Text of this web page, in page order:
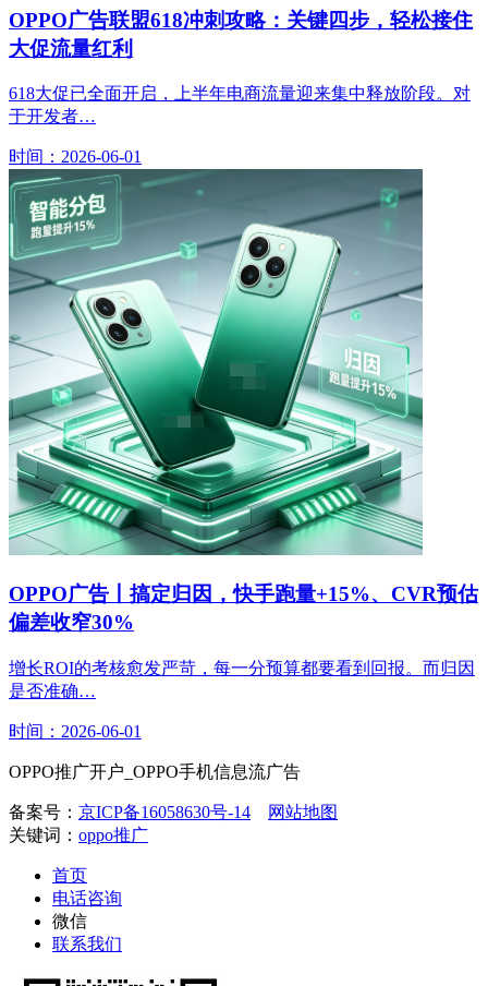
OPPO广告联盟618冲刺攻略：关键四步，轻松接住
大促流量红利
618大促已全面开启，上半年电商流量迎来集中释放阶段。对
于开发者…
时间：2026-06-01
OPPO广告丨搞定归因，快手跑量+15%、CVR预估
偏差收窄30%
增长ROI的考核愈发严苛，每一分预算都要看到回报。而归因
是否准确…
时间：2026-06-01
OPPO推广开户_OPPO手机信息流广告
备案号： 京ICP备16058630号-14
网站地图
关键词： oppo推广
首页
电话咨询
微信
联系我们